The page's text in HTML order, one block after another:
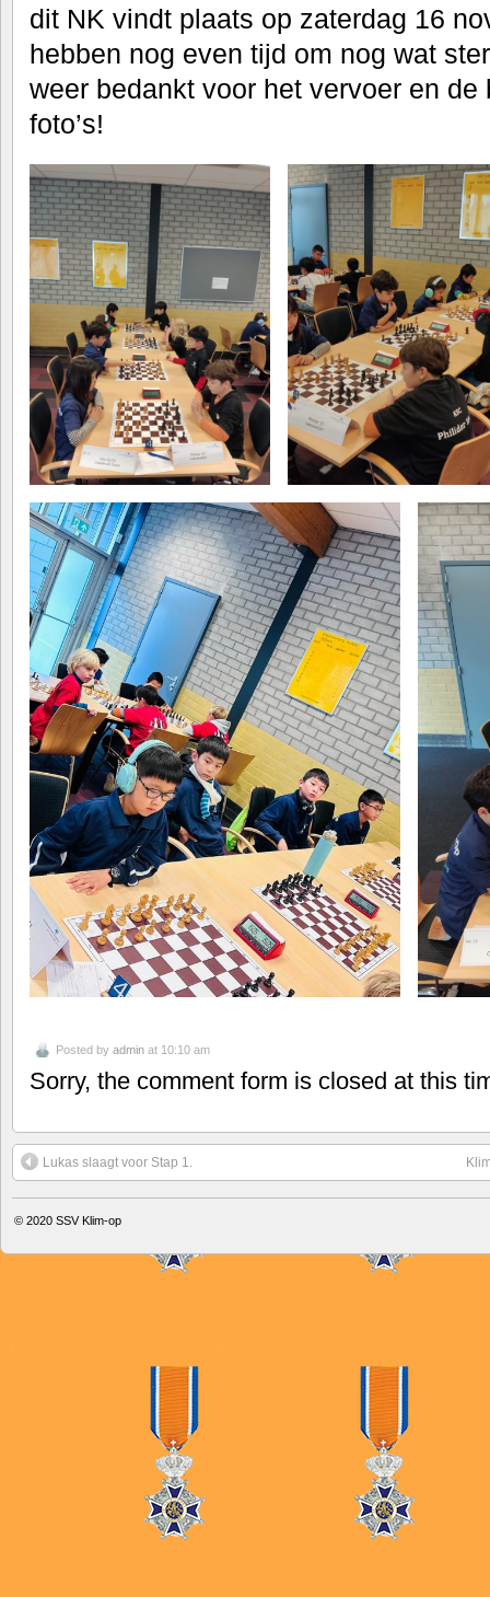
dit NK vindt plaats op zaterdag 16
hebben nog even tijd om nog wat
weer bedankt voor het vervoer en
foto’s!
Posted by admin at 10:10 am
Sorry, the comment form is closed at this
Lukas slaagt voor Stap 1.
© 2020 SSV Klim-op